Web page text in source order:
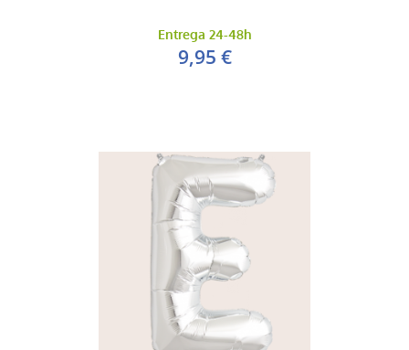
Entrega 24-48h
9,95 €